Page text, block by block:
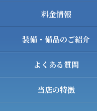
料金情報
装備・備品のご紹介
よくある質問
当店の特徴